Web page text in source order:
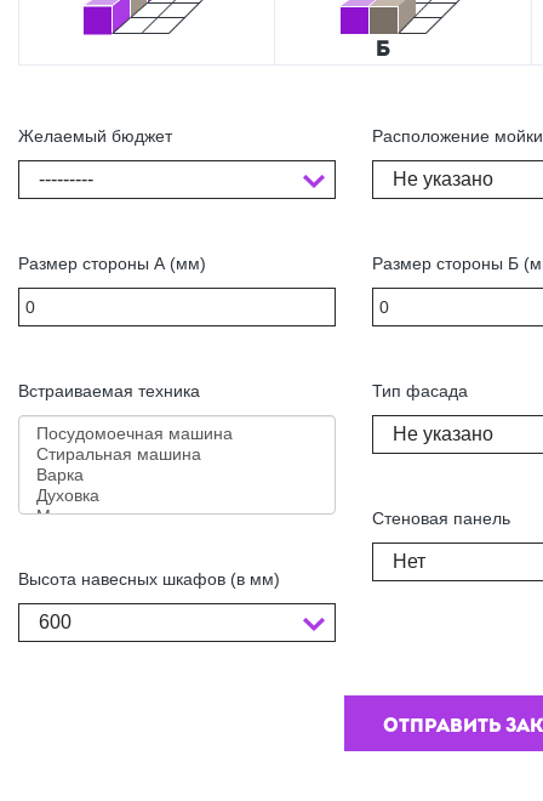
Желаемый бюджет
---------
Размер стороны А (мм)
Встраиваемая техника
Высота навесных шкафов (в мм)
600
Расположение мойки
Не указано
Размер стороны Б
Тип фасада
Не указано
Стеновая панель
Нет